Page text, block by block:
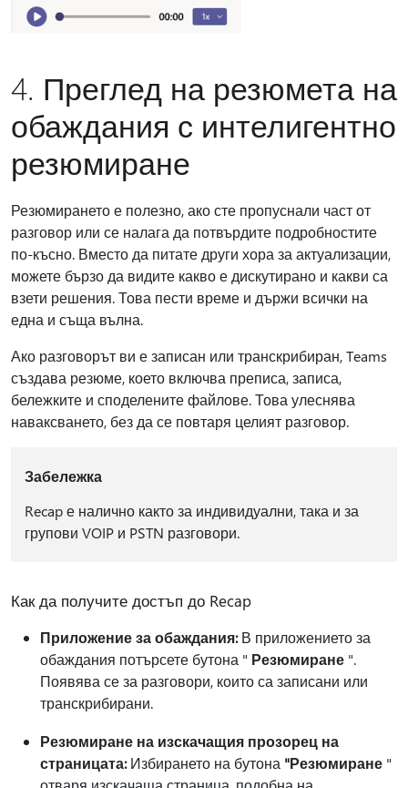
4. Преглед на резюмета на
обаждания с интелигентно
резюмиране
Резюмирането е полезно, ако сте пропуснали част от
разговор или се налага да потвърдите подробностите
по-късно. Вместо да питате други хора за актуализации,
можете бързо да видите какво е дискутирано и какви са
взети решения. Това пести време и държи всички на
една и съща вълна.
Ако разговорът ви е записан или транскрибиран, Teams
създава резюме, което включва преписа, записа,
бележките и споделените файлове. Това улеснява
наваксването, без да се повтаря целият разговор.
Забележка
Recap е налично както за индивидуални, така и за
групови VOIP и PSTN разговори.
Как да получите достъп до Recap
Приложение за обаждания:В приложението за
обаждания потърсете бутона " Резюмиране ".
Появява се за разговори, които са записани или
транскрибирани.
Резюмиране на изскачащия прозорец на
страницата:Избирането на бутона "Резюмиране "